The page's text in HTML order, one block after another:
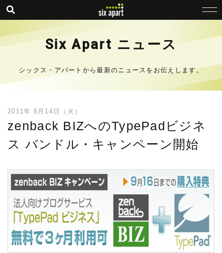
Six Apart ニュース
シックス・アパートから最新のニュースをお伝えします。
2011年 6月14日（火）
zenback BIZへのTypePadビジネ
ス バンドル・キャンペーン開始